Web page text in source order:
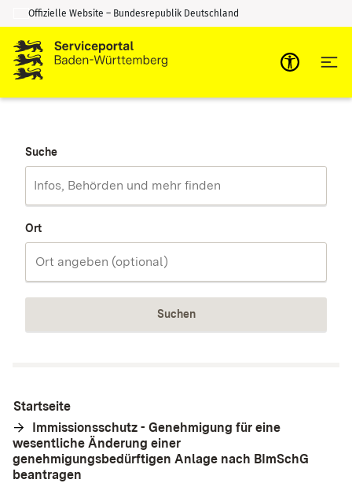
Zum Inhalt springen
Zur Suche springen
Offizielle Website – Bundesrepublik Deutschland
Suche
Ort
Suchen
Startseite
Immissionsschutz - Genehmigung für eine
wesentliche Änderung einer
genehmigungsbedürftigen Anlage nach BImSchG
beantragen